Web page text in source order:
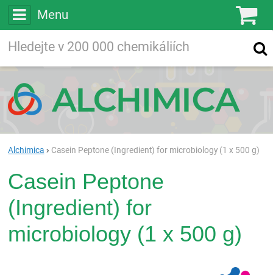
Menu
Vyhledávání
Alchimica Casein Peptone (Ingredient) for microbiology (1 x 500 g)
Casein Peptone
(Ingredient) for
microbiology (1 x 500 g)